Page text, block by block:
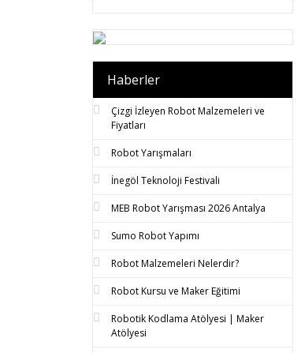
Haberler
Çizgi İzleyen Robot Malzemeleri ve
Fiyatları
Robot Yarışmaları
İnegöl Teknoloji Festivali
MEB Robot Yarışması 2026 Antalya
Sumo Robot Yapımı
Robot Malzemeleri Nelerdir?
Robot Kursu ve Maker Eğitimi
Robotik Kodlama Atölyesi | Maker
Atölyesi